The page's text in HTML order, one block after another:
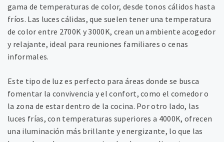
gama de temperaturas de color, desde tonos cálidos hasta
fríos. Las luces cálidas, que suelen tener una temperatura
de color entre 2700K y 3000K, crean un ambiente acogedor
y relajante, ideal para reuniones familiares o cenas
informales.
Este tipo de luz es perfecto para áreas donde se busca
fomentar la convivencia y el confort, como el comedor o
la zona de estar dentro de la cocina. Por otro lado, las
luces frías, con temperaturas superiores a 4000K, ofrecen
una iluminación más brillante y energizante, lo que las